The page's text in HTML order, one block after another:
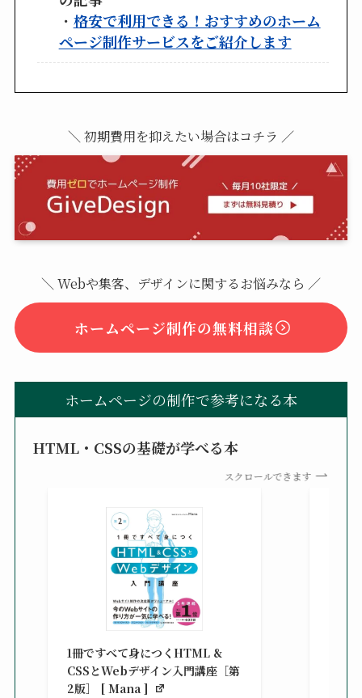
・ 格安で利用できる！おすすめのホーム
ページ制作サービスをご紹介します
＼ 初期費用を抑えたい場合はコチラ ／
＼ Webや集客、デザインに関するお悩みなら ／
ホームページ制作の無料相談
ホームページの制作で参考になる本
HTML・CSSの基礎が学べる本
スクロールできます
1冊ですべて身につくHTML &
CSSとWebデザイン入門講座［第
2版］ [ Mana ]